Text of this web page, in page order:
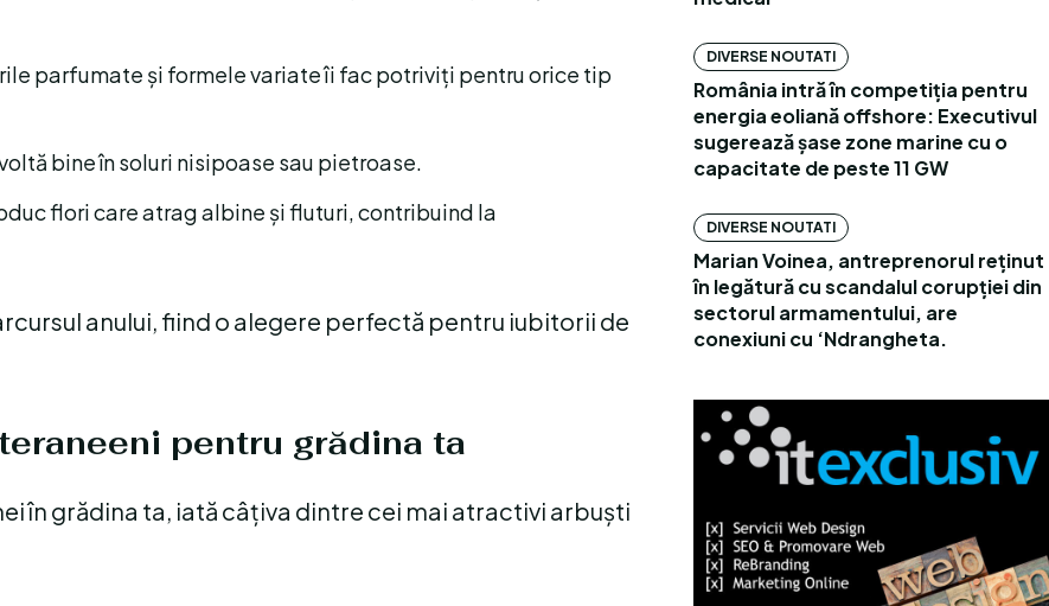
parfumate și formele variate îi fac potriviți pentru orice tip
bine în soluri nisipoase sau pietroase.
flori care atrag albine și fluturi, contribuind la
anului, fiind o alegere perfectă pentru iubitorii de
pentru grădina ta
în grădina ta, iată câțiva dintre cei mai atractivi arbuști
DIVERSE NOUTATI
România intră în competiția pentru
energia eoliană offshore: Executivul
sugerează șase zone marine cu o
capacitate de peste 11 GW
DIVERSE NOUTATI
Marian Voinea, antreprenorul reținut
în legătură cu scandalul corupției din
sectorul armamentului, are
conexiuni cu ‘Ndrangheta.